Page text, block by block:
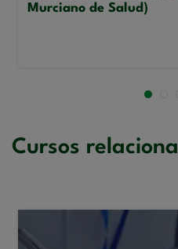
Murciano de Salud)
Cursos